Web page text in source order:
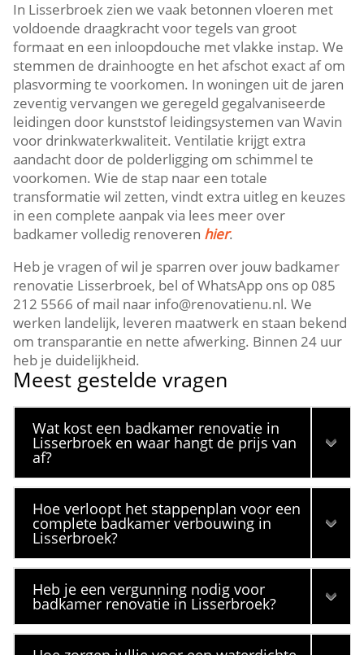
In Lisserbroek zien we vaak betonnen vloeren met
voldoende draagkracht voor tegels van groot
formaat en een inloopdouche met vlakke instap.​ We
stemmen de drainhoogte en het afschot exact af om
plasvorming te voorkomen.​ In woningen uit de jaren
zeventig vervangen we geregeld gegalvaniseerde
leidingen door kunststof leidingsystemen van Wavin
voor drinkwaterkwaliteit.​ Ventilatie krijgt extra
aandacht door de polderligging om schimmel te
voorkomen.​ Wie de stap naar een totale
transformatie wil zetten, vindt extra uitleg en keuzes
in een complete aanpak via lees meer over
badkamer volledig renoveren hier.​
Heb je vragen of wil je sparren over jouw badkamer
renovatie Lisserbroek, bel of WhatsApp ons op 085
212 5566 of mail naar info@renovatienu.​nl.​ We
werken landelijk, leveren maatwerk en staan bekend
om transparantie en nette afwerking.​ Binnen 24 uur
heb je duidelijkheid.​
Meest gestelde vragen
Wat kost een badkamer renovatie in
Lisserbroek en waar hangt de prijs van
af?
Hoe verloopt het stappenplan voor een
complete badkamer verbouwing in
Lisserbroek?
Heb je een vergunning nodig voor
badkamer renovatie in Lisserbroek?